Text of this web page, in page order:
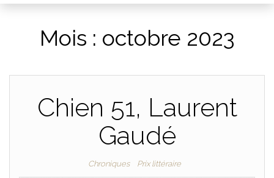
Mois : octobre 2023
Chien 51, Laurent
Gaudé
Chroniques Prix littéraire